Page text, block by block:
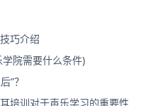
巧介绍
院需要什么条件)
”？
培训对于声乐学习的重要性